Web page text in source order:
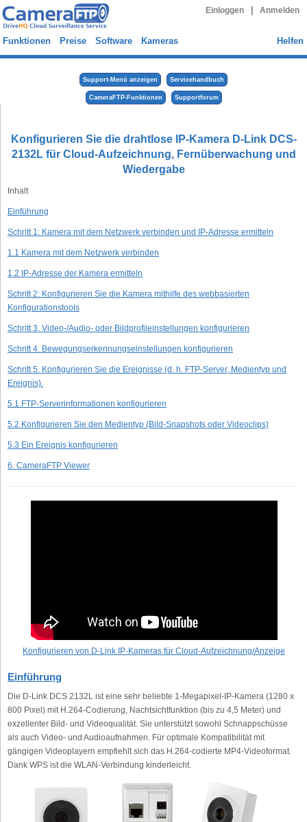
Einloggen Anmelden
Funktionen Preise Software Kameras Helfen
Support-Menü anzeigen Servicehandbuch
CameraFTP-Funktionen Supportforum
Konfigurieren Sie die drahtlose IP-Kamera D-Link DCS-
2132L für Cloud-Aufzeichnung, Fernüberwachung und
Wiedergabe
Inhalt
Einführung
Schritt 1: Kamera mit dem Netzwerk verbinden und IP-Adresse ermitteln
1.1 Kamera mit dem Netzwerk verbinden
1.2 IP-Adresse der Kamera ermitteln
Schritt 2: Konfigurieren Sie die Kamera mithilfe des webbasierten
Konfigurationstools
Schritt 3. Video-/Audio- oder Bildprofileinstellungen konfigurieren
Schritt 4. Bewegungserkennungseinstellungen konfigurieren
Schritt 5. Konfigurieren Sie die Ereignisse (d. h. FTP-Server, Medientyp und
Ereignis).
5.1 FTP-Serverinformationen konfigurieren
5.2 Konfigurieren Sie den Medientyp (Bild-Snapshots oder Videoclips)
5.3 Ein Ereignis konfigurieren
6. CameraFTP Viewer
Konfigurieren von D-Link IP-Kameras für Cloud-Aufzeichnung/Anzeige
Einführung
Die D-Link DCS 2132L ist eine sehr beliebte 1-Megapixel-IP-Kamera (1280 x
800 Pixel) mit H.264-Codierung, Nachtsichtfunktion (bis zu 4,5 Meter) und
exzellenter Bild- und Videoqualität. Sie unterstützt sowohl Schnappschüsse
als auch Video- und Audioaufnahmen. Für optimale Kompatibilität mit
gängigen Videoplayern empfiehlt sich das H.264-codierte MP4-Videoformat.
Dank WPS ist die WLAN-Verbindung kinderleicht.